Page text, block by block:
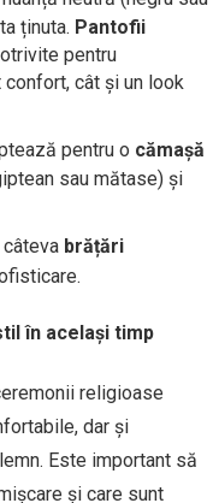
ținuta. Pantofii
pentru
cât și un look
pentru o cămașă
sau mătase) și
brățări
în același timp
religioase
dar și
Este important să
și care sunt